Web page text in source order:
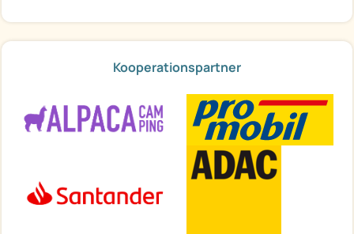
Kooperationspartner